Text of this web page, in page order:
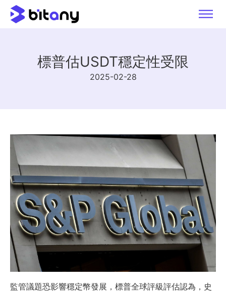
標普估USDT穩定性受限
2025-02-28
監管議題恐影響穩定幣發展，標普全球評級評估認為，史